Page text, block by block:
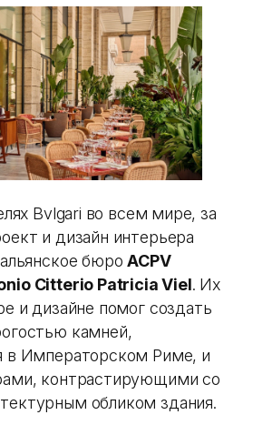
Bvlgari во всем мире, за
и дизайн интерьера
бюроACPV
Citterio Patricia Viel. Их
и дизайне помог создать
камней,
в Императорском Риме, и
контрастирующими со
обликом здания.